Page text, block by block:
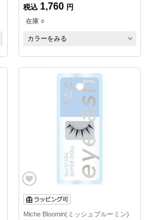
税込 1,760 円
在庫 ○
カラーをみる
Miche Bloomin(ミッシュブルーミン)